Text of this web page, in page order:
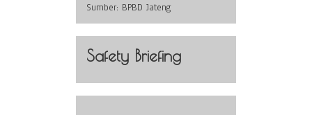
Sumber: BPBD Jateng
Safety Briefing